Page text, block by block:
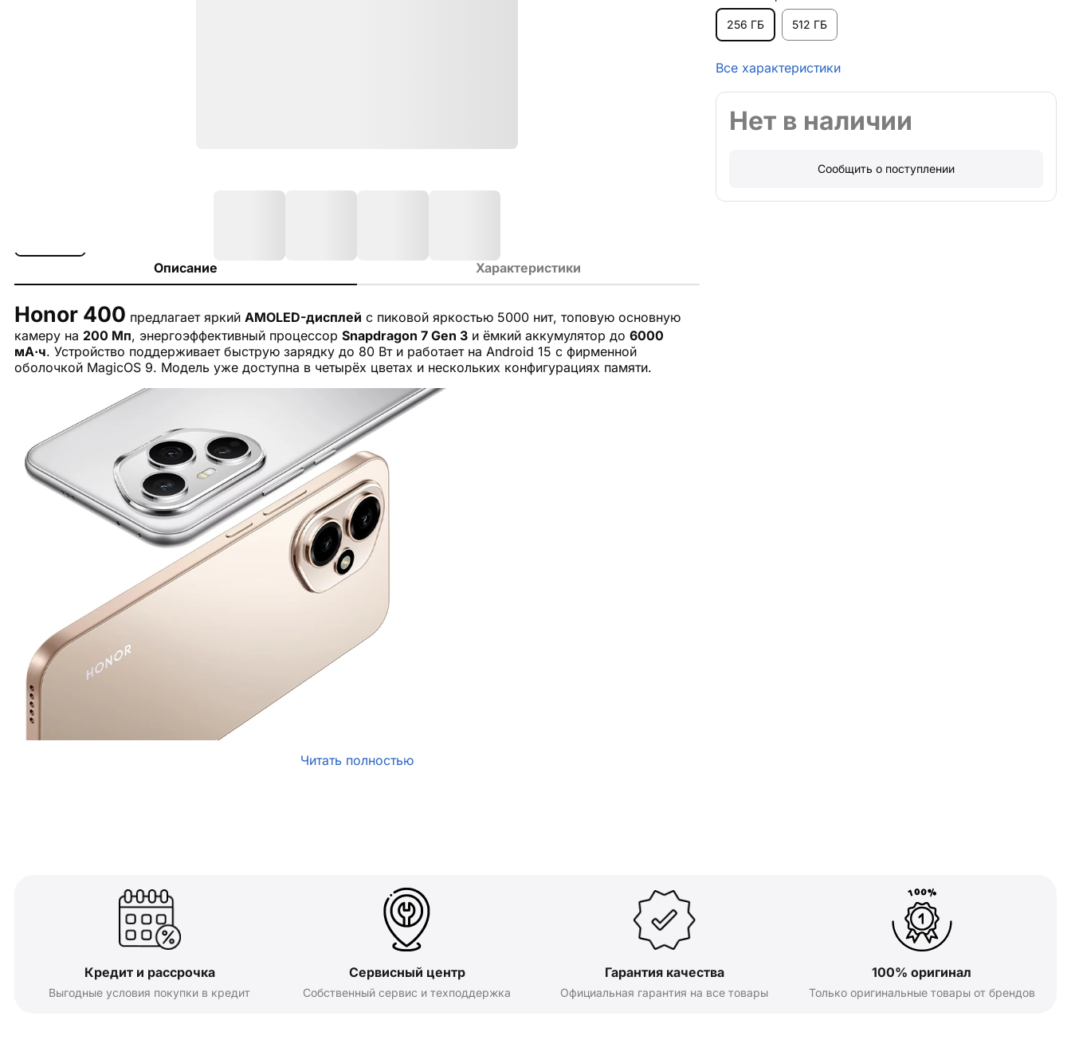
Описание Характеристики
Honor 400 предлагает яркий AMOLED-дисплей с пиковой яркостью 5000 нит, топовую основную
камеру на 200 Мп, энергоэффективный процессор Snapdragon 7 Gen 3 и ёмкий аккумулятор до 6000
мА·ч. Устройство поддерживает быструю зарядку до 80 Вт и работает на Android 15 с фирменной
оболочкой MagicOS 9. Модель уже доступна в четырёх цветах и нескольких конфигурациях памяти.
Читать полностью
256 ГБ 512 ГБ
Все характеристики
Нет в наличии
Сообщить о поступлении
Кредит и рассрочка
Выгодные условия покупки в кредит
Сервисный центр
Собственный сервис и техподдержка
Гарантия качества
Официальная гарантия на все товары
100% оригинал
Только оригинальные товары от брендов